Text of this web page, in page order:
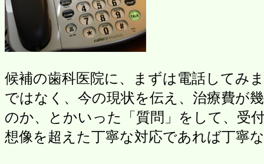
候補の歯科医院に、まずは電話してみ
ではなく、今の現状を伝え、治療費が
のか、とかいった「質問」をして、受
想像を超えた丁寧な対応であれば丁寧